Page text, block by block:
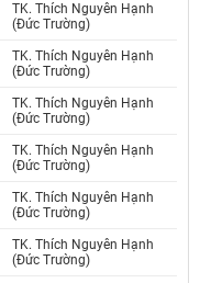
TK. Thích Nguyên Hạnh
(Đức Trường)
TK. Thích Nguyên Hạnh
(Đức Trường)
TK. Thích Nguyên Hạnh
(Đức Trường)
TK. Thích Nguyên Hạnh
(Đức Trường)
TK. Thích Nguyên Hạnh
(Đức Trường)
TK. Thích Nguyên Hạnh
(Đức Trường)